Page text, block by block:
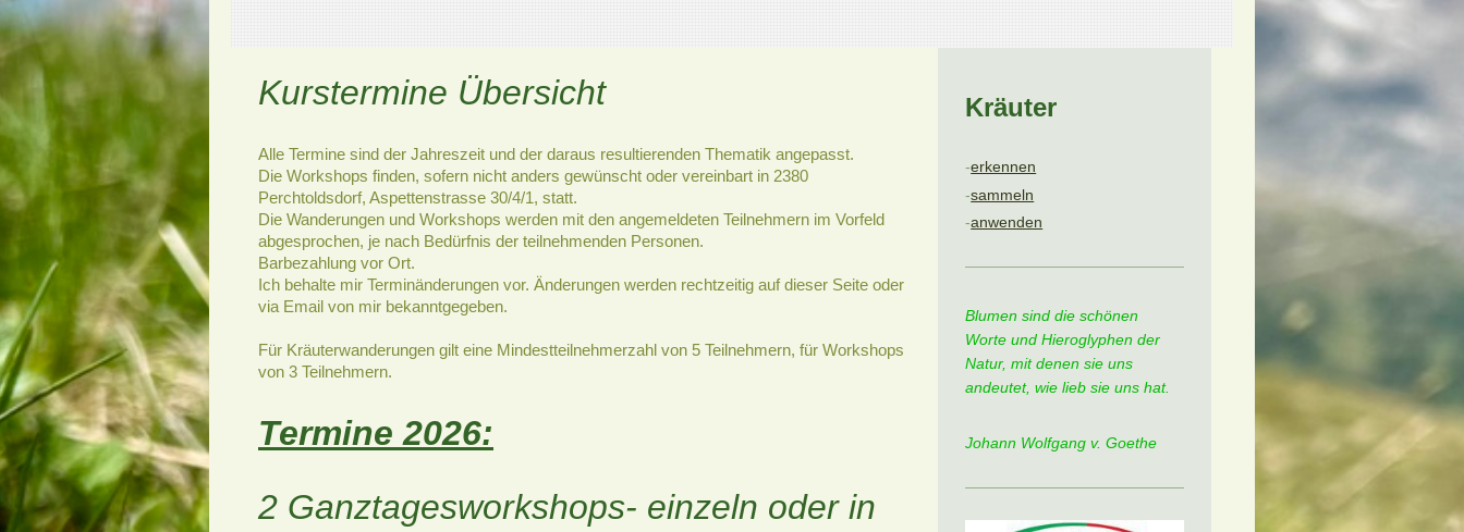
Kurstermine Übersicht
Alle Termine sind der Jahreszeit und der daraus resultierenden Thematik angepasst.
Die Workshops finden, sofern nicht anders gewünscht oder vereinbart in 2380
Perchtoldsdorf, Aspettenstrasse 30/4/1, statt.
Die Wanderungen und Workshops werden mit den angemeldeten Teilnehmern im Vorfeld
abgesprochen, je nach Bedürfnis der teilnehmenden Personen.
Barbezahlung vor Ort.
Ich behalte mir Terminänderungen vor. Änderungen werden rechtzeitig auf dieser Seite oder
via Email von mir bekanntgegeben.
Für Kräuterwanderungen gilt eine Mindestteilnehmerzahl von 5 Teilnehmern, für Workshops
von 3 Teilnehmern.
Termine 2026:
2 Ganztagesworkshops- einzeln oder in
Kräuter
-erkennen
-sammeln
-anwenden
Blumen sind die schönen
Worte und Hieroglyphen der
Natur, mit denen sie uns
andeutet, wie lieb sie uns hat.
Johann Wolfgang v. Goethe